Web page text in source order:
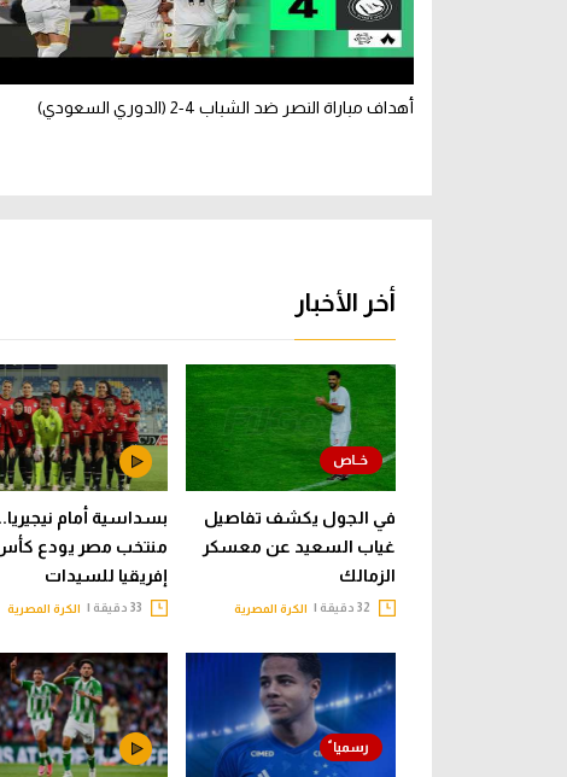
أهداف مباراة النصر ضد الشباب 4-2 (الدوري السعودي)
أخر الأخبار
في الجول يكشف تفاصيل
غياب السعيد عن معسكر
الزمالك
الكرة المصرية
بسداسية أمام نيجيريا..
منتخب مصر يودع
إفريقيا للسيدات
الكرة المصرية